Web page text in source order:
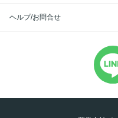
ヘルプ/お問合せ